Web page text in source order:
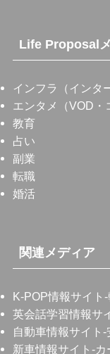
Life Proposal
インフラ（インタ
エンタメ（VOD・
教育
占い
副業
転職
婚活
関連メディア
K-POP情報サイト -
英会話学習情報サ
自動車情報サイト -
新車情報サイト -カ